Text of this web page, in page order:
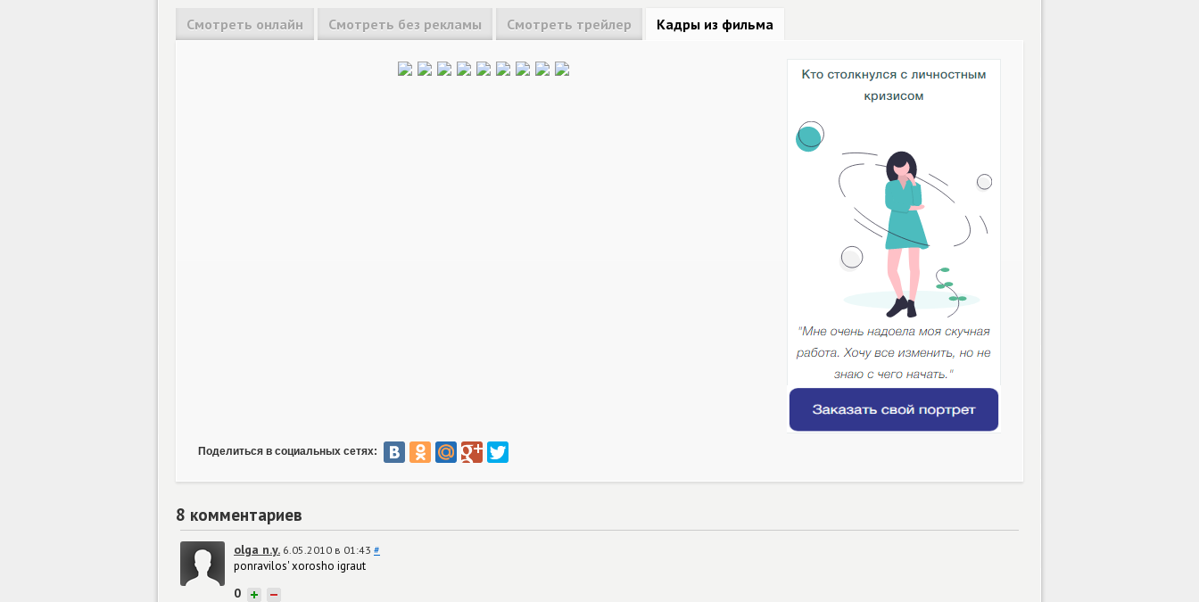
Смотреть онлайн Смотреть без рекламы Смотреть трейлер Кадры из фильма
Поделиться в социальных сетях:
8 комментариев
olga n.y. 6.05.2010 в 01:43 #
ponravilos' xorosho igraut
0 + −